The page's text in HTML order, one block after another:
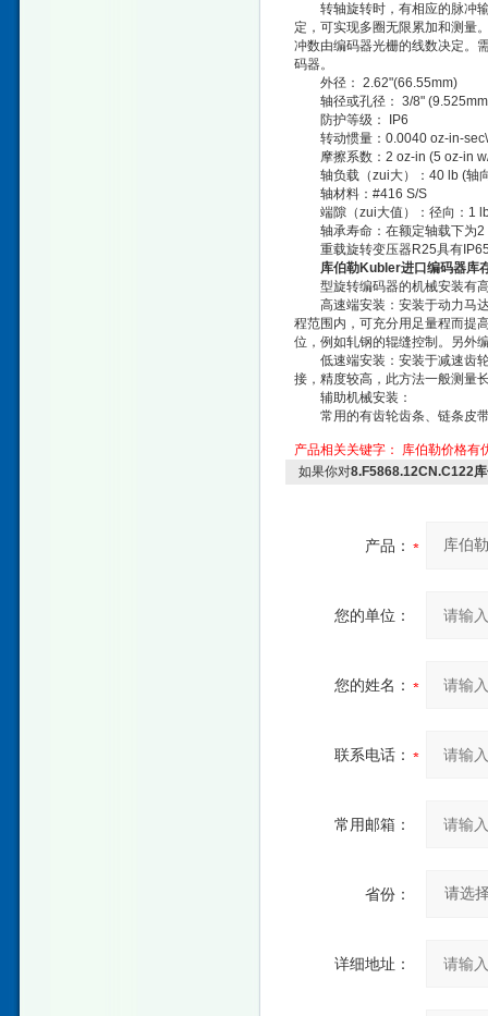
转轴旋转时，有相应的脉冲输
定，可实现多圈无限累加和测量
冲数由编码器光栅的线数决定。
码器。
外径： 2.62"(66.55mm)
轴径或孔径： 3/8"
防护等级： IP6
转动惯量：0.0040 oz-in-
摩擦系数：2 oz-in (5 oz-in
轴负载（zui大）：40 lb (轴
轴材料：#416 S/S
端隙（zui大值）：径向：1 lb
轴承寿命：在额定轴载下为2
重载旋转变压器R25具有IP65
库伯勒Kubler进口编码器库
型旋转编码器的机械安装有高
高速端安装：安装于动力马达
程范围内，可充分用足量程而提
位，例如轧钢的辊缝控制。另外
低速端安装：安装于减速齿轮
接，精度较高，此方法一般测量
辅助机械安装：
常用的有齿轮齿条、链条皮带
产品相关关键字：
库伯勒价格有
如果你对8.F5868.12CN.C122
产品：
您的单位：
您的姓名：
联系电话：
常用邮箱：
省份：
详细地址：